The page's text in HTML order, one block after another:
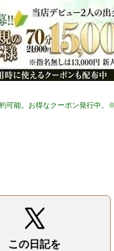
能。お得なクーポン発行中。※
この日記を